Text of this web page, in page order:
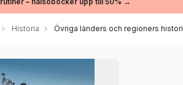
Historia Övriga länders och regioners